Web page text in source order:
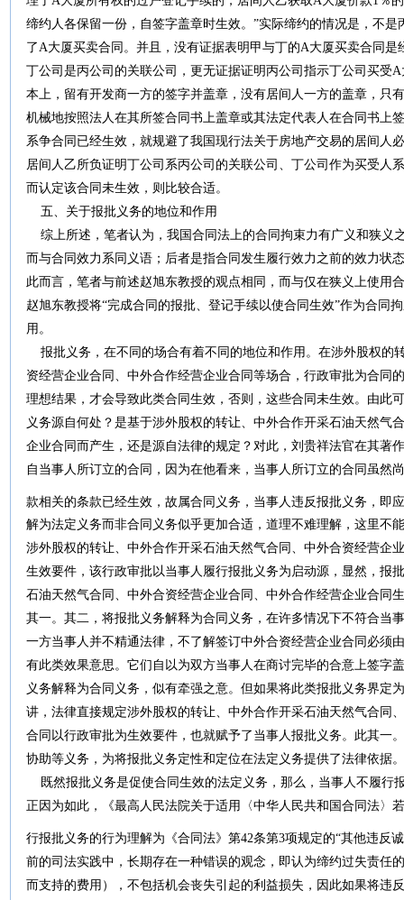
缔约人各保留一份，自签字盖章时生效。”实际缔约的情况是，不
了A大厦买卖合同。并且，没有证据表明甲与丁的A大厦买卖合同
丁公司是丙公司的关联公司，更无证据证明丙公司指示丁公司买受
本上，留有开发商一方的签字并盖章，没有居间人一方的盖章，只
机械地按照法人在其所签合同书上盖章或其法定代表人在合同书上
系争合同已经生效，就规避了我国现行法关于房地产交易的居间人
居间人乙所负证明丁公司系丙公司的关联公司、丁公司作为买受人
而认定该合同未生效，则比较合适。
五、关于报批义务的地位和作用
综上所述，笔者认为，我国合同法上的合同拘束力有广义和狭义
而与合同效力系同义语；后者是指合同发生履行效力之前的效力状
此而言，笔者与前述赵旭东教授的观点相同，而与仅在狭义上使用
赵旭东教授将“完成合同的报批、登记手续以使合同生效”作为合同
用。
报批义务，在不同的场合有着不同的地位和作用。在涉外股权的
资经营企业合同、中外合作经营企业合同等场合，行政审批为合同
理想结果，才会导致此类合同生效，否则，这些合同未生效。由此
义务源自何处？是基于涉外股权的转让、中外合作开采石油天然气
企业合同而产生，还是源自法律的规定？对此，刘贵祥法官在其著
自当事人所订立的合同，因为在他看来，当事人所订立的合同虽然
款相关的条款已经生效，故属合同义务，当事人违反报批义务，即
解为法定义务而非合同义务似乎更加合适，道理不难理解，这里不
涉外股权的转让、中外合作开采石油天然气合同、中外合资经营企
生效要件，该行政审批以当事人履行报批义务为启动源，显然，报
石油天然气合同、中外合资经营企业合同、中外合作经营企业合同
其一。其二，将报批义务解释为合同义务，在许多情况下不符合当
一方当事人并不精通法律，不了解签订中外合资经营企业合同必须
有此类效果意思。它们自以为双方当事人在商讨完毕的合意上签字
义务解释为合同义务，似有牵强之意。但如果将此类报批义务界定
讲，法律直接规定涉外股权的转让、中外合作开采石油天然气合同
合同以行政审批为生效要件，也就赋予了当事人报批义务。此其一
协助等义务，为将报批义务定性和定位在法定义务提供了法律依据。
既然报批义务是促使合同生效的法定义务，那么，当事人不履行
正因为如此，《最高人民法院关于适用〈中华人民共和国合同法〉
行报批义务的行为理解为《合同法》第42条第3项规定的“其他违反
前的司法实践中，长期存在一种错误的观念，即认为缔约过失责任
而支持的费用），不包括机会丧失引起的利益损失，因此如果将违